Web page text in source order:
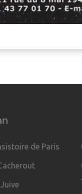
de Paris